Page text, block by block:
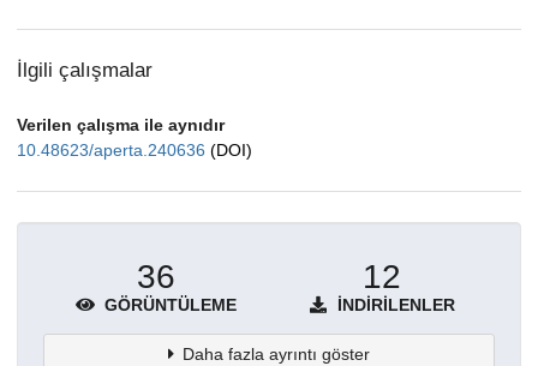
İlgili çalışmalar
Verilen çalışma ile aynıdır
10.48623/aperta.240636 (DOI)
36
GÖRÜNTÜLEME
12
İNDIRILENLER
Daha fazla ayrıntı göster